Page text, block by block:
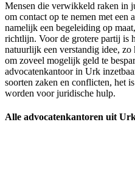
Mensen die verwikkeld raken in
om contact op te nemen met
namelijk een begeleiding op
richtlijn. Voor de grotere partij is
natuurlijk een verstandig idee, zo
om zoveel mogelijk geld te
advocatenkantoor in Urk
soorten zaken en conflicten, het
worden voor juridische hulp.
Alle advocatenkantoren uit